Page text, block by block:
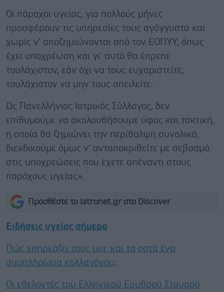
Οι πάροχοι υγείας, για πολλούς μήνες
προσφέρουν τις υπηρεσίες τους αγόγγυστα και
χωρίς ν’ αποζημιώνονται από τον ΕΟΠΥΥ, όπως
έχει υποχρέωση και γι’ αυτό θα έπρεπε
τουλάχιστον, εάν όχι να τους ευχαριστείτε,
τουλάχιστον να μην τους απειλείτε.
Ως Πανελλήνιος Ιατρικός Σύλλογος, δεν
επιθυμούμε να ακολουθήσουμε ύφος και τακτική,
η οποία θα ζημιώνει την περίθαλψη συνολικά,
διεκδικούμε όμως ν’ ανταποκριθείτε με σεβασμό
στις υποχρεώσεις που έχετε απέναντι στους
παρόχους υγείας».
Προσθέστε το iatronet.gr στο Discover
Ειδήσεις υγείας σήμερα
Πώς επηρεάζει τους μυς και τα οστά ένα
συμπλήρωμα κολλαγόνου;
Οι εθελοντές του Ελληνικού Ερυθρού Σταυρού